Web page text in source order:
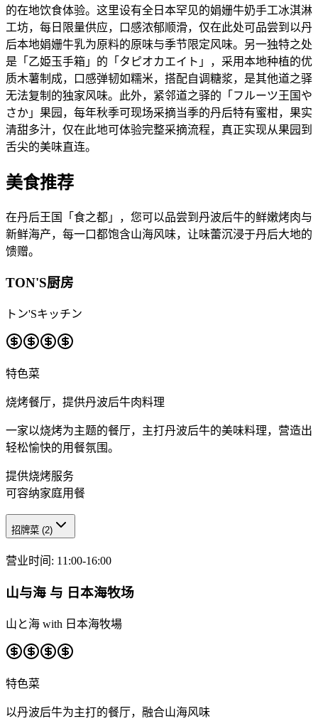
的在地饮食体验。这里设有全日本罕见的娟姗牛奶手工冰淇淋
工坊，每日限量供应，口感浓郁顺滑，仅在此处可品尝到以丹
后本地娟姗牛乳为原料的原味与季节限定风味。另一独特之处
是「乙姫玉手箱」的「タピオカエイト」，采用本地种植的优
质木薯制成，口感弹韧如糯米，搭配自调糖浆，是其他道之驿
无法复制的独家风味。此外，紧邻道之驿的「フルーツ王国や
さか」果园，每年秋季可现场采摘当季的丹后特有蜜柑，果实
清甜多汁，仅在此地可体验完整采摘流程，真正实现从果园到
舌尖的美味直连。
美食推荐
在丹后王国「食之都」，您可以品尝到丹波后牛的鲜嫩烤肉与
新鲜海产，每一口都饱含山海风味，让味蕾沉浸于丹后大地的
馈赠。
TON'S厨房
トン'Sキッチン
特色菜
烧烤餐厅，提供丹波后牛肉料理
一家以烧烤为主题的餐厅，主打丹波后牛的美味料理，营造出
轻松愉快的用餐氛围。
提供烧烤服务
可容纳家庭用餐
招牌菜 (2)
营业时间 : 11:00-16:00
山与海 与 日本海牧场
山と海 with 日本海牧場
特色菜
以丹波后牛为主打的餐厅，融合山海风味